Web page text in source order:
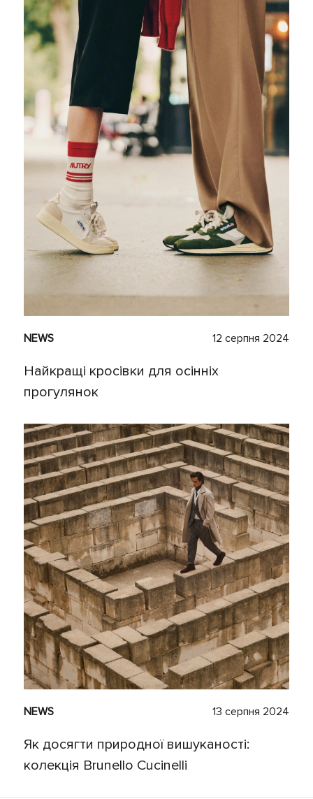
NEWS 12 серпня 2024
Найкращі кросівки для осінніх
прогулянок
NEWS 13 серпня 2024
Як досягти природної вишуканості:
колекція Brunello Cucinelli